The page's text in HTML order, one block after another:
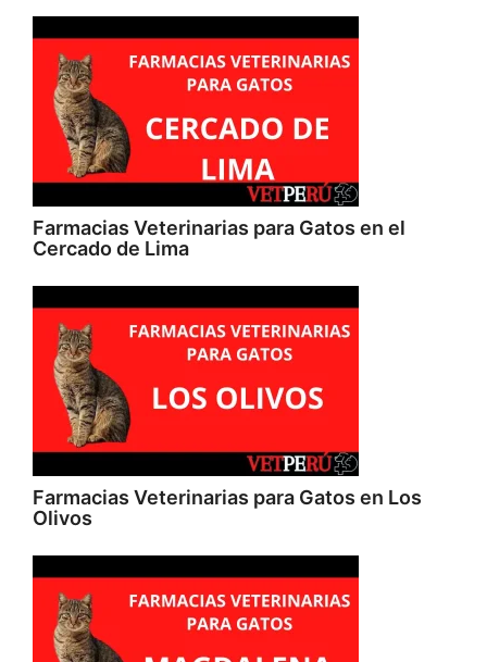
Farmacias Veterinarias para Gatos en el
Cercado de Lima
Farmacias Veterinarias para Gatos en Los
Olivos